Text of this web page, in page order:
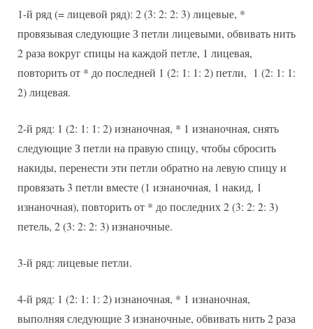
1-й ряд (= лицевой ряд): 2 (3: 2: 2: 3) лицевые, *
провязывая следующие З петли лицевыми, обвивать нить
2 раза вокруг спицы на каждой петле, 1 лицевая,
повторить от * до последней 1 (2: 1: 1: 2) петли, 1 (2: 1: 1:
2) лицевая.
2-й ряд: 1 (2: 1: 1: 2) изнаночная, * 1 изнаночная, снять
следующие З петли на правую спицу, чтобы сбросить
накиды, перенести эти петли обратно на левую спицу и
провязать 3 петли вместе (1 изнаночная, 1 накид, 1
изнаночная), повторить от * до последних 2 (3: 2: 2: 3)
петель, 2 (3: 2: 2: 3) изнаночные.
3-й ряд: лицевые петли.
4-й ряд: 1 (2: 1: 1: 2) изнаночная, * 1 изнаночная,
выполняя следующие З изнаночные, обвивать нить 2 раза